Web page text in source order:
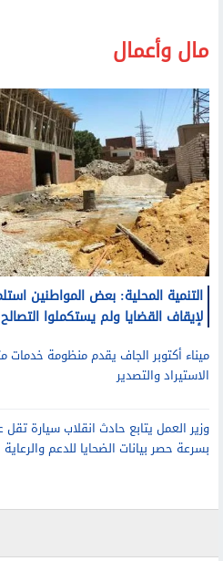
مال وأعمال
لإيقاف القضايا ولم يستكملوا التصالح
الاستيراد والتصدير
بسرعة حصر بيانات الضحايا للدعم والرعاية